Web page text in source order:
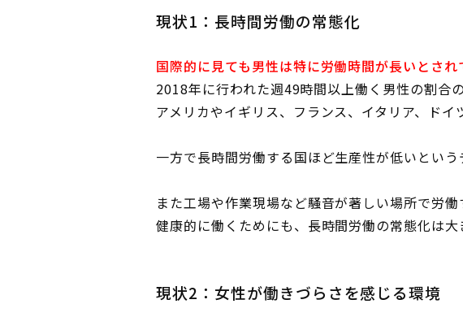
現状1：長時間労働の常態化
国際的に見ても男性は特に労働時間が長いとさ
2018年に行われた週49時間以上働く男性の割合
アメリカやイギリス、フランス、イタリア、ドイ
一方で長時間労働する国ほど生産性が低いとい
また工場や作業現場など騒音が著しい場所で労
健康的に働くためにも、長時間労働の常態化は大
現状2：女性が働きづらさを感じる環境